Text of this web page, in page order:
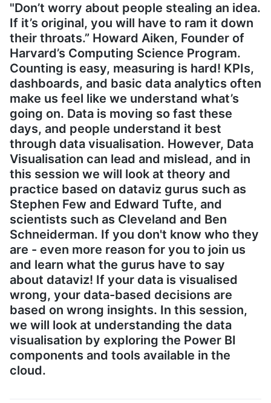
"Don’t worry about people stealing an idea.
If it’s original, you will have to ram it down
their throats.” Howard Aiken, Founder of
Harvard’s Computing Science Program.
Counting is easy, measuring is hard! KPIs,
dashboards, and basic data analytics often
make us feel like we understand what’s
going on. Data is moving so fast these
days, and people understand it best
through data visualisation. However, Data
Visualisation can lead and mislead, and in
this session we will look at theory and
practice based on dataviz gurus such as
Stephen Few and Edward Tufte, and
scientists such as Cleveland and Ben
Schneiderman. If you don't know who they
are - even more reason for you to join us
and learn what the gurus have to say
about dataviz! If your data is visualised
wrong, your data-based decisions are
based on wrong insights. In this session,
we will look at understanding the data
visualisation by exploring the Power BI
components and tools available in the
cloud.